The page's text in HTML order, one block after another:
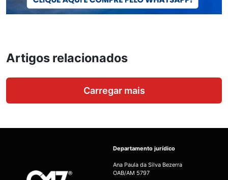
Artigos relacionados
Carregar mais
Departamento jurídico
Ana Paula da Silva Bezerra
OAB/AM 5797